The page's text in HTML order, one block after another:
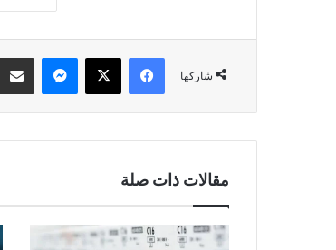
شاركها
فيسبوك ‫X ماسنجر
مقالات ذات صلة